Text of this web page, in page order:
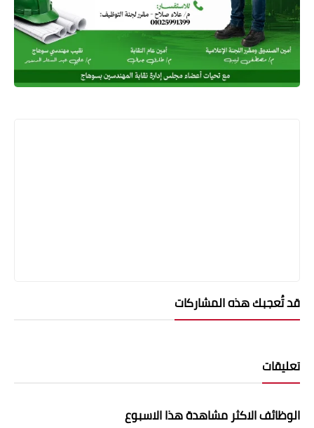
قد تُعجبك هذه المشاركات
تعليقات
الوظائف الاكثر مشاهدة هذا الاسبوع